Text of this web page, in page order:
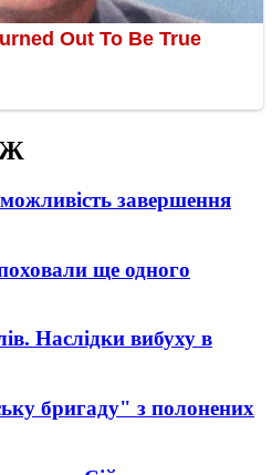
завершення
ще одного
Наслідки вибуху в
бригаду" з полонених